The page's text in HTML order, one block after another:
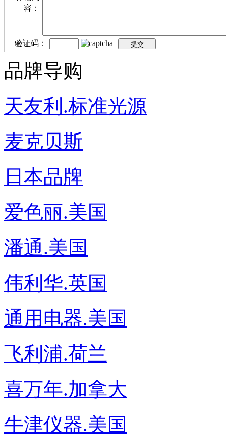
容：
验证码：
品牌导购
天友利.标准光源
麦克贝斯
日本品牌
爱色丽.美国
潘通.美国
伟利华.英国
通用电器.美国
飞利浦.荷兰
喜万年.加拿大
牛津仪器.美国